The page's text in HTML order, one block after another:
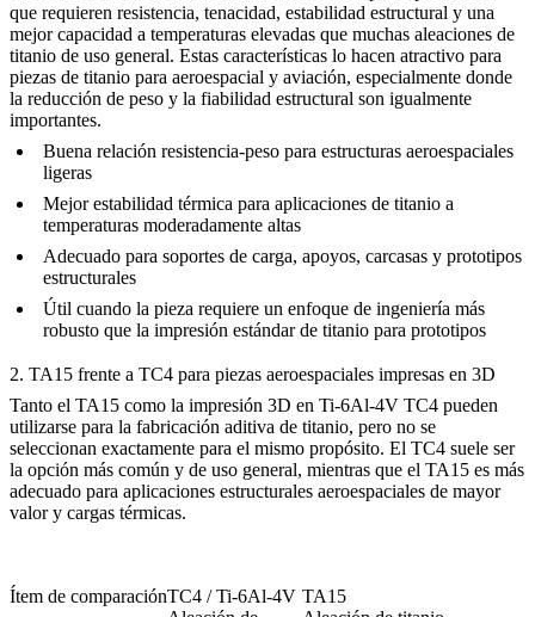
que requieren resistencia, tenacidad, estabilidad estructural y una
mejor capacidad a temperaturas elevadas que muchas aleaciones de
titanio de uso general. Estas características lo hacen atractivo para
piezas de titanio para aeroespacial y aviación, especialmente donde
la reducción de peso y la fiabilidad estructural son igualmente
importantes.
Buena relación resistencia-peso para estructuras aeroespaciales
ligeras
Mejor estabilidad térmica para aplicaciones de titanio a
temperaturas moderadamente altas
Adecuado para soportes de carga, apoyos, carcasas y prototipos
estructurales
Útil cuando la pieza requiere un enfoque de ingeniería más
robusto que la impresión estándar de titanio para prototipos
2. TA15 frente a TC4 para piezas aeroespaciales impresas en 3D
Tanto el TA15 como la impresión 3D en Ti-6Al-4V TC4 pueden
utilizarse para la fabricación aditiva de titanio, pero no se
seleccionan exactamente para el mismo propósito. El TC4 suele ser
la opción más común y de uso general, mientras que el TA15 es más
adecuado para aplicaciones estructurales aeroespaciales de mayor
valor y cargas térmicas.
Ítem de comparaciónTC4 / Ti-6Al-4V TA15